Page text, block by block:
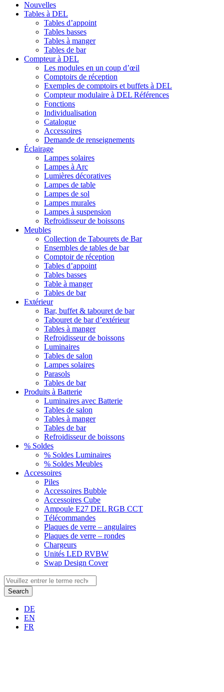
Nouvelles
Tables à DEL
Tables d’appoint
Tables basses
Tables à manger
Tables de bar
Compteur à DEL
Les modules en un coup d’œil
Comptoirs de réception
Exemples de comptoirs et buffets à DEL
Compteur modulaire à DEL Références
Fonctions
Individualisation
Catalogue
Accessoires
Demande de renseignements
Éclairage
Lampes solaires
Lampes à Arc
Lumières décoratives
Lampes de table
Lampes de sol
Lampes murales
Lampes à suspension
Refroidisseur de boissons
Meubles
Collection de Tabourets de Bar
Ensembles de tables de bar
Comptoir de réception
Tables d’appoint
Tables basses
Table à manger
Tables de bar
Extérieur
Bar, buffet & tabouret de bar
Tabouret de bar d’extérieur
Tables à manger
Refroidisseur de boissons
Luminaires
Tables de salon
Lampes solaires
Parasols
Tables de bar
Produits à Batterie
Luminaires avec Batterie
Tables de salon
Tables à manger
Tables de bar
Refroidisseur de boissons
% Soldes
% Soldes Luminaires
% Soldes Meubles
Accessoires
Piles
Accessoires Bubble
Accessoires Cube
Ampoule E27 DEL RGB CCT
Télécommandes
Plaques de verre – angulaires
Plaques de verre – rondes
Chargeurs
Unités LED RVBW
Swap Design Cover
Search
DE
EN
FR